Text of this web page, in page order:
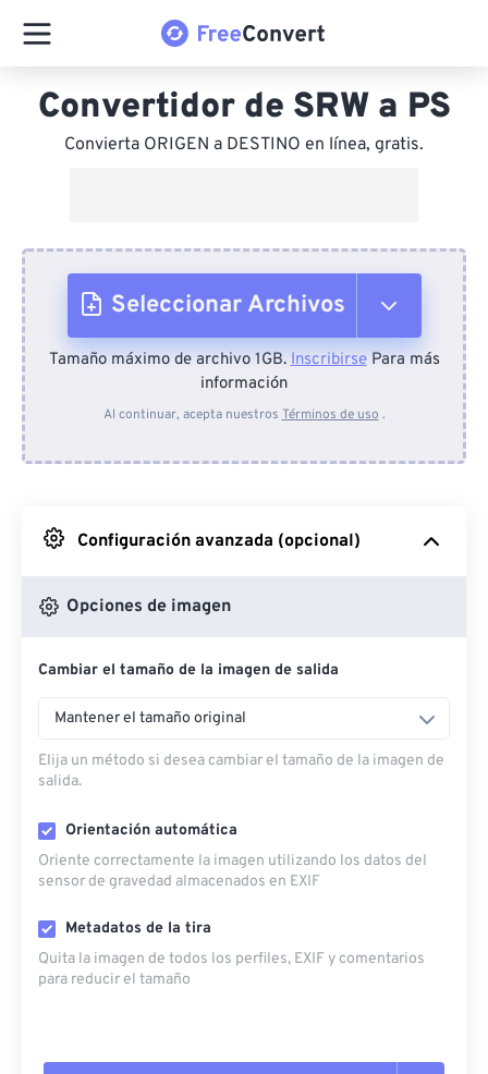
Convertidor de SRW a PS
Convierta ORIGEN a DESTINO en línea, gratis.
Seleccionar Archivos
Desde el dispositivo
Desde Google Drive
Desde OneDrive
Desde URL
Tamaño máximo de archivo 1GB.InscribirsePara más
información
Al continuar, acepta nuestros Términos de uso .
Configuración avanzada (opcional)
Opciones de imagen
Cambiar el tamaño de la imagen de salida
Mantener el tamaño original
Elija un método si desea cambiar el tamaño de la imagen de
salida.
Orientación automática
Oriente correctamente la imagen utilizando los datos del
sensor de gravedad almacenados en EXIF
Metadatos de la tira
Quita la imagen de todos los perfiles, EXIF ​​y comentarios
para reducir el tamaño